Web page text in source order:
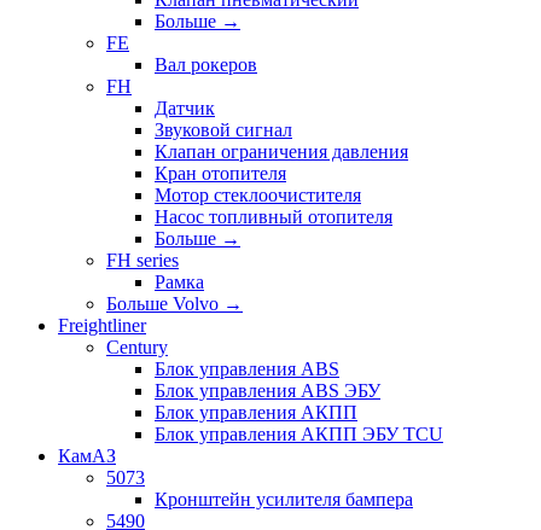
Больше →
FE
Вал рокеров
FH
Датчик
Звуковой сигнал
Клапан ограничения давления
Кран отопителя
Мотор стеклоочистителя
Насос топливный отопителя
Больше →
FH series
Рамка
Больше Volvo →
Freightliner
Century
Блок управления ABS
Блок управления ABS ЭБУ
Блок управления АКПП
Блок управления АКПП ЭБУ TCU
КамАЗ
5073
Кронштейн усилителя бампера
5490